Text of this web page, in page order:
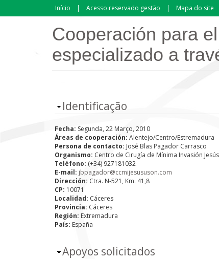
Passar para o conteúdo principal
Início Acesso reservado gestão Mapa do site
Cooperación para
especializado a
Ocultar
Identificação
Fecha: Segunda, 22 Março, 2010
Áreas de cooperación: Alentejo/Centro/Estremadura
Persona de contacto: José Blas Pagador Carrasco
Organismo: Centro de Cirugía de Mínima Invasión
Teléfono: (+34) 927181032
E-mail: jbpagador@ccmijesususon.com
Dirección: Ctra. N-521, Km. 41,8
CP: 10071
Localidad: Cáceres
Provincia: Cáceres
Región: Extremadura
País: España
Ocultar
Apoyos solicitados